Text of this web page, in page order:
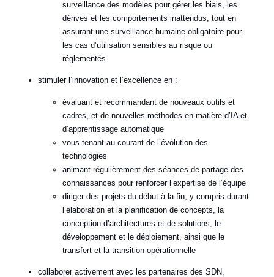
surveillance des modèles pour gérer les biais, les
dérives et les comportements inattendus, tout en
assurant une surveillance humaine obligatoire pour
les cas d’utilisation sensibles au risque ou
réglementés
stimuler l’innovation et l’excellence en :
évaluant et recommandant de nouveaux outils et
cadres, et de nouvelles méthodes en matière d’IA et
d’apprentissage automatique
vous tenant au courant de l’évolution des
technologies
animant régulièrement des séances de partage des
connaissances pour renforcer l’expertise de l’équipe
diriger des projets du début à la fin, y compris durant
l’élaboration et la planification de concepts, la
conception d’architectures et de solutions, le
développement et le déploiement, ainsi que le
transfert et la transition opérationnelle
collaborer activement avec les partenaires des SDN,